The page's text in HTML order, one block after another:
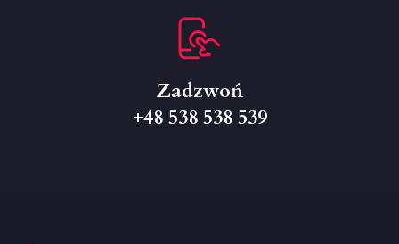
Zadzwoń
+48 538 538 539